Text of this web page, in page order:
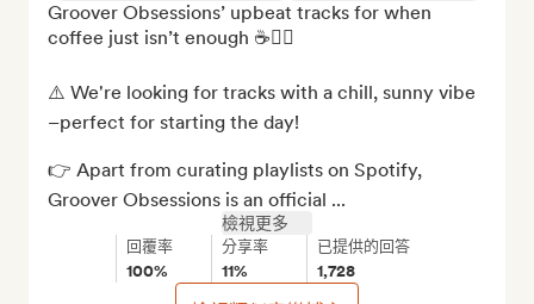
Groover Obsessions’ upbeat tracks for when
coffee just isn’t enough ☕️😮‍💨
⚠️ We're looking for tracks with a chill, sunny vibe
–perfect for starting the day!
👉 Apart from curating playlists on Spotify,
Groover Obsessions is an official ...
檢視更多
回覆率
100%
分享率
11%
已提供的回答
1,728